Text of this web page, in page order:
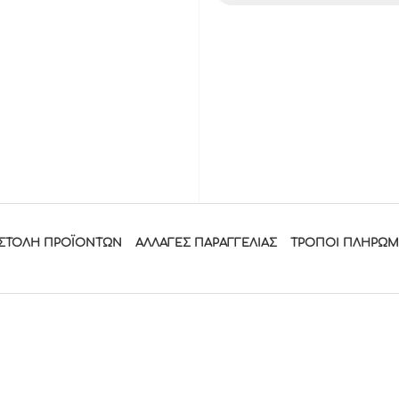
ΠΡΟΪΌΝΤΩΝ ΑΛΛΑΓΈΣ ΠΑΡΑΓΓΕΛΊΑΣ ΤΡΟΠΟΙ